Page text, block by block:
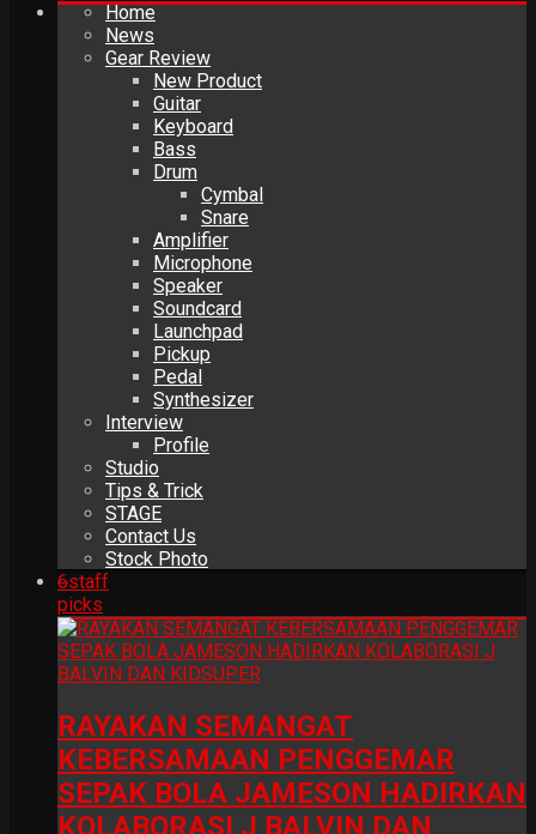
Home
News
Gear Review
New Product
Guitar
Keyboard
Bass
Drum
Cymbal
Snare
Amplifier
Microphone
Speaker
Soundcard
Launchpad
Pickup
Pedal
Synthesizer
Interview
Profile
Studio
Tips & Trick
STAGE
Contact Us
Stock Photo
6staff
picks
RAYAKAN SEMANGAT
KEBERSAMAAN PENGGEMAR
SEPAK BOLA JAMESON HADIRKAN
KOLABORASI J BALVIN DAN